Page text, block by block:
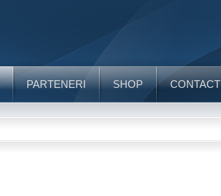
PARTENERI SHOP CONTACT